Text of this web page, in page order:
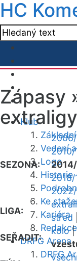
HC
Klub
Vedení
Logo
Historie
Ke
Kariéra
DRFG Arena
DRFG
Zápasy
extraligy
SEZONA:
2010/
2018/
LIGA:
střed
SEŘADIT:
kolo|